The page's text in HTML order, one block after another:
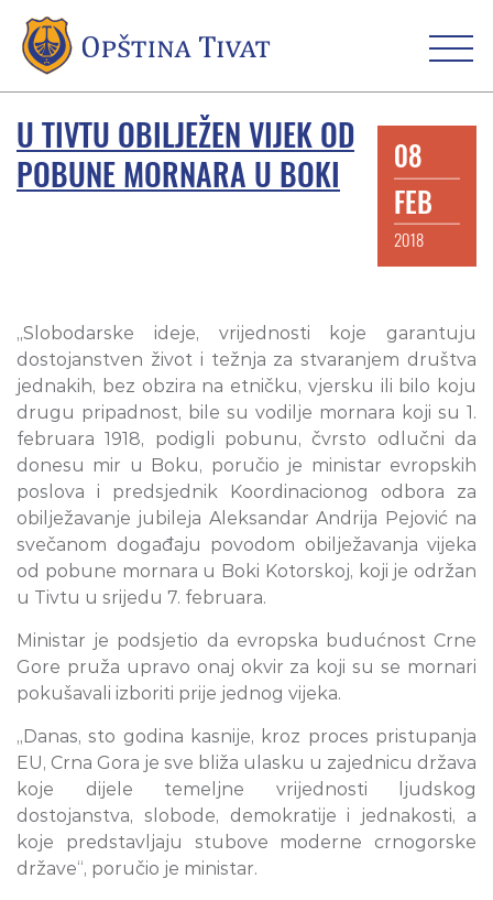
U TIVTU OBILJEŽEN VIJEK OD
POBUNE MORNARA U BOKI
08
FEB
2018
„Slobodarske ideje, vrijednosti koje garantuju
dostojanstven život i težnja za stvaranjem društva
jednakih, bez obzira na etničku, vjersku ili bilo koju
drugu pripadnost, bile su vodilje mornara koji su 1.
februara 1918, podigli pobunu, čvrsto odlučni da
donesu mir u Boku, poručio je ministar evropskih
poslova i predsjednik Koordinacionog odbora za
obilježavanje jubileja Aleksandar Andrija Pejović na
svečanom događaju povodom obilježavanja vijeka
od pobune mornara u Boki Kotorskoj, koji je održan
u Tivtu u srijedu 7. februara.
Ministar je podsjetio da evropska budućnost Crne
Gore pruža upravo onaj okvir za koji su se mornari
pokušavali izboriti prije jednog vijeka.
„Danas, sto godina kasnije, kroz proces pristupanja
EU, Crna Gora je sve bliža ulasku u zajednicu država
koje dijele temeljne vrijednosti ljudskog
dostojanstva, slobode, demokratije i jednakosti, a
koje predstavljaju stubove moderne crnogorske
države“, poručio je ministar.